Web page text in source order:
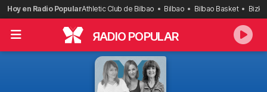
Saltar
al
contenido
Hoy en Radio PopularAthletic Club de Bilbao Bilbao Bilbao Basket
RADIO POPULAR